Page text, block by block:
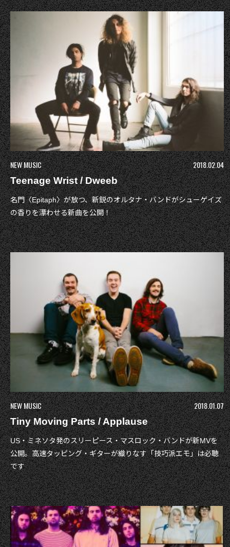
NEW MUSIC
2018.02.04
Teenage Wrist / Dweeb
名門〈Epitaph〉が放つ、新鋭のオルタナ・バンドがシューゲイズ
の香りを漂わせる新曲を公開！
NEW MUSIC
2018.01.07
Tiny Moving Parts / Applause
US・ミネソタ発のスリーピース・マスロック・バンドが新MVを
公開。高速タッピング・ギターが織りなす「技巧派エモ」は必聴
です